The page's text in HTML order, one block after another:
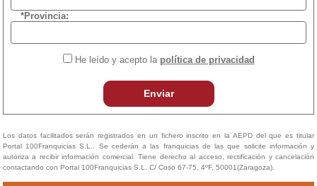
*Provincia:
He leído y acepto la política de privacidad
Enviar
Los datos facilitados serán registrados en un fichero inscrito en la AEPD del que es titular
Portal 100Franquicias S.L.. Se cederán a las franquicias de las que solicite información y
autoriza a recibir información comercial. Tiene derecho al acceso, rectificación y cancelación
contactando con Portal 100Franquicias S.L. C/ Coso 67-75, 4ºF, 50001(Zaragoza).